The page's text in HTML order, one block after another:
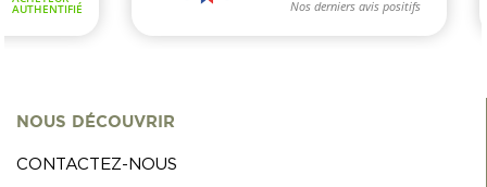
NOUS DÉCOUVRIR
CONTACTEZ-NOUS